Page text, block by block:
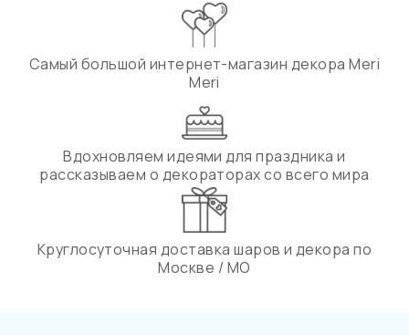
Самый большой интернет-магазин декора Meri
Meri
Вдохновляем идеями для праздника и
рассказываем о декораторах со всего мира
Круглосуточная доставка шаров и декора по
Москве / МО